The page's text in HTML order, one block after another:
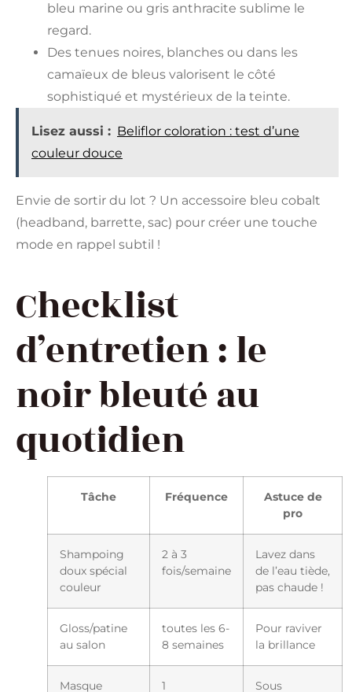
bleu marine ou gris anthracite sublime le
regard.
Des tenues noires, blanches ou dans les
camaïeux de bleus valorisent le côté
sophistiqué et mystérieux de la teinte.
Lisez aussi : Beliflor coloration : test d’une
couleur douce
Envie de sortir du lot ? Un accessoire bleu cobalt
(headband, barrette, sac) pour créer une touche
mode en rappel subtil !
Checklist
d’entretien : le
noir bleuté au
quotidien
Tâche Fréquence
Astuce de
pro
Shampoing
doux spécial
couleur
2 à 3
fois/semaine
Lavez dans
de l’eau tiède,
pas chaude !
Gloss/patine
au salon
toutes les 6-
8 semaines
Pour raviver
la brillance
Masque
1
Sous